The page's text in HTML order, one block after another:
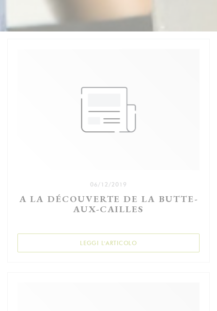
06/12/2019
A LA DÉCOUVERTE DE LA BUTTE-
AUX-CAILLES
LEGGI L'ARTICOLO((APRE UNA NUOVA